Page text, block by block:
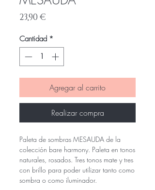
23,90 €
Cantidad *
Agregar al carrito
Realizar compra
Paleta de sombras MESAUDA de la
colección bare harmony. Paleta en tonos
naturales, rosados. Tres tonos mate y tres
con brillo para poder utilizar tanto como
sombra o como iluminador.